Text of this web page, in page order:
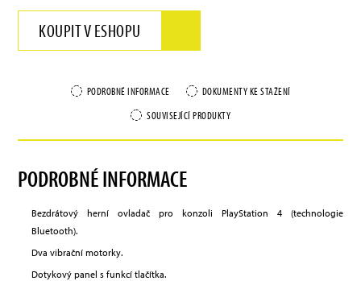
KOUPIT V ESHOPU
PODROBNÉ INFORMACE
DOKUMENTY KE STAŽENÍ
SOUVISEJÍCÍ PRODUKTY
PODROBNÉ INFORMACE
Bezdrátový herní ovladač pro konzoli PlayStation 4 (technologie
Bluetooth).
Dva vibrační motorky.
Dotykový panel s funkcí tlačítka.